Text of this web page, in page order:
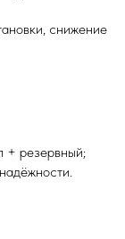
снижение
+ резервный;